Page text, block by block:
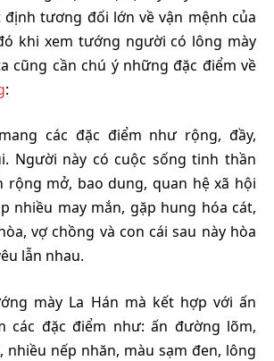
tương đối lớn về vận mệnh của
khi xem tướng người có lông mày
cũng cần chú ý những đặc điểm về
:
các đặc điểm như rộng, đầy,
Người này có cuộc sống tinh thần
rộng mở, bao dung, quan hệ xã hội
nhiều may mắn, gặp hung hóa cát,
vợ chồng và con cái sau này hòa
lẫn nhau.
mày La Hán mà kết hợp với ấn
các đặc điểm như: ấn đường lõm,
nhiều nếp nhăn, màu sạm đen, lông